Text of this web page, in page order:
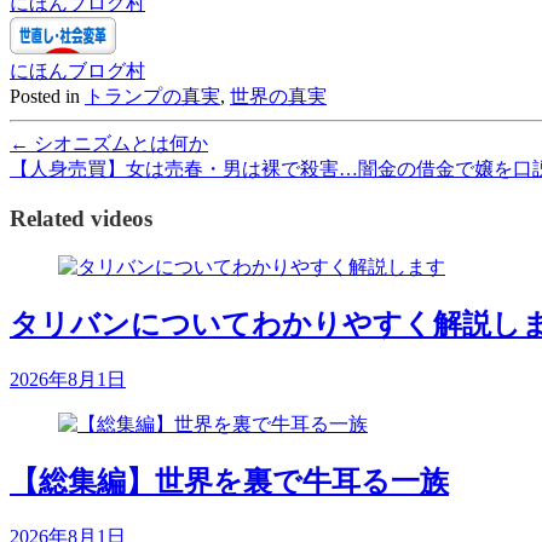
にほんブログ村
Posted in トランプの真実, 世界の真実
← シオニズムとは何か
【人身売買】女は売春・男は裸で殺害…闇金の借金で嬢を口
Related videos
タリバンについてわかりやすく解説し
2026年8月1日
【総集編】世界を裏で牛耳る一族
2026年8月1日